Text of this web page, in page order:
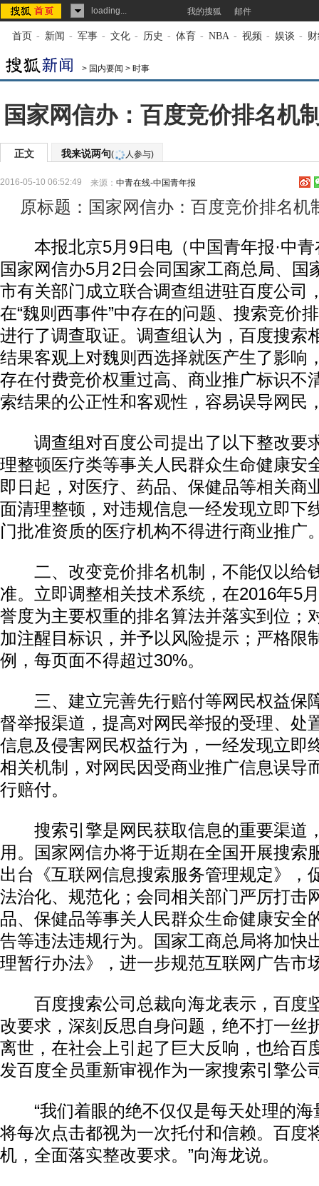
loading... 我的搜狐 邮件
首页 - 新闻 - 军事 - 文化 - 历史 - 体育 - NBA - 视频 - 娱谈 -
> 国内要闻 > 时事
国家网信办：百度竞价排名机
正文 我来说两句( 人参与)
2016-05-10 06:52:49 来源： 中青在线-中国青年报
原标题：国家网信办：百度竞价排名机
本报北京5月9日电（中国青年报·中青
国家网信办5月2日会同国家工商总局、国
市有关部门成立联合调查组进驻百度公司
在“魏则西事件”中存在的问题、搜索竞价
进行了调查取证。调查组认为，百度搜索
结果客观上对魏则西选择就医产生了影响
存在付费竞价权重过高、商业推广标识不
索结果的公正性和客观性，容易误导网民
调查组对百度公司提出了以下整改要
理整顿医疗类等事关人民群众生命健康安
即日起，对医疗、药品、保健品等相关商
面清理整顿，对违规信息一经发现立即下
门批准资质的医疗机构不得进行商业推广
二、改变竞价排名机制，不能仅以给
准。立即调整相关技术系统，在2016年5
誉度为主要权重的排名算法并落实到位；
加注醒目标识，并予以风险提示；严格限
例，每页面不得超过30%。
三、建立完善先行赔付等网民权益保
督举报渠道，提高对网民举报的受理、处
信息及侵害网民权益行为，一经发现立即
相关机制，对网民因受商业推广信息误导
行赔付。
搜索引擎是网民获取信息的重要渠道
用。国家网信办将于近期在全国开展搜索
出台《互联网信息搜索服务管理规定》，
法治化、规范化；会同相关部门严厉打击
品、保健品等事关人民群众生命健康安全
告等违法违规行为。国家工商总局将加快
理暂行办法》，进一步规范互联网广告市
百度搜索公司总裁向海龙表示，百度
改要求，深刻反思自身问题，绝不打一丝
离世，在社会上引起了巨大反响，也给百
发百度全员重新审视作为一家搜索引擎公
“我们着眼的绝不仅仅是每天处理的海
将每次点击都视为一次托付和信赖。百度
机，全面落实整改要求。”向海龙说。